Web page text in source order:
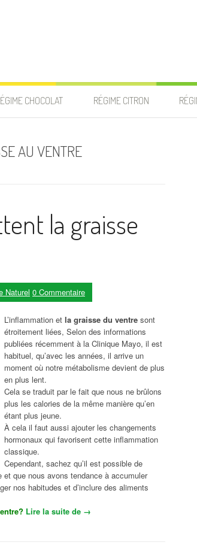
CHOCOLAT RÉGIME CITRON
AU VENTRE
la graisse
Naturel 0 Commentaire
L’inflammation et la graisse du ventre sont
étroitement liées, Selon des informations
publiées récemment à la Clinique Mayo, il est
habituel, qu’avec les années, il arrive un
moment où notre métabolisme devient de plus
en plus lent.
Cela se traduit par le fait que nous ne brûlons
plus les calories de la même manière qu’en
étant plus jeune.
À cela il faut aussi ajouter les changements
hormonaux qui favorisent cette inflammation
classique.
Cependant, sachez qu’il est possible de
et que nous avons tendance à accumuler
nos habitudes et d’inclure des aliments
Lire la suite de « Les aliments qui combattent
→